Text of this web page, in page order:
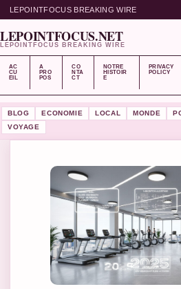
LEPOINTFOCUS BREAKING WIRE
LEPOINTFOCUS.NET
LEPOINTFOCUS BREAKING WIRE
AC
CU
EIL
A
PRO
POS
CO
NTA
CT
NOTRE
HISTOIR
E
PRIVACY
POLICY
BLOG ECONOMIE LOCAL MONDE
VOYAGE